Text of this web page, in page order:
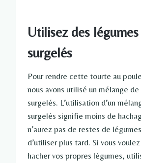
Utilisez des
surgelés
Pour rendre cette tourte au
nous avons utilisé un mélange
surgelés. L’utilisation d’un
surgelés signifie moins de
n’aurez pas de restes de
d’utiliser plus tard. Si vous
hacher vos propres légumes,